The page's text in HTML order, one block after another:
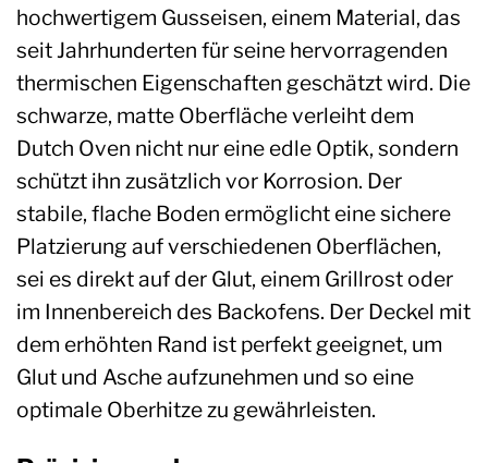
hochwertigem Gusseisen, einem Material, das
seit Jahrhunderten für seine hervorragenden
thermischen Eigenschaften geschätzt wird. Die
schwarze, matte Oberfläche verleiht dem
Dutch Oven nicht nur eine edle Optik, sondern
schützt ihn zusätzlich vor Korrosion. Der
stabile, flache Boden ermöglicht eine sichere
Platzierung auf verschiedenen Oberflächen,
sei es direkt auf der Glut, einem Grillrost oder
im Innenbereich des Backofens. Der Deckel mit
dem erhöhten Rand ist perfekt geeignet, um
Glut und Asche aufzunehmen und so eine
optimale Oberhitze zu gewährleisten.